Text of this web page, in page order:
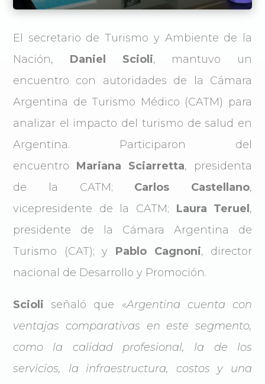
El secretario de Turismo y Ambiente de la
Nación, Daniel Scioli, mantuvo un
encuentro con autoridades de la Cámara
Argentina de Turismo Médico (CATM) para
analizar el impacto del turismo de salud en
Argentina. Participaron del
encuentro Mariana Sciarretta, presidenta
de la CATM; Carlos Castellano,
vicepresidente de la CATM; Laura Teruel,
presidente de la Cámara Argentina de
Turismo (CAT); y Pablo Cagnoni, director
nacional de Desarrollo y Promoción.
Scioli señaló que «Argentina cuenta con
ventajas comparativas en este segmento,
como la calidad profesional, la de los
servicios, la infraestructura, costos y una